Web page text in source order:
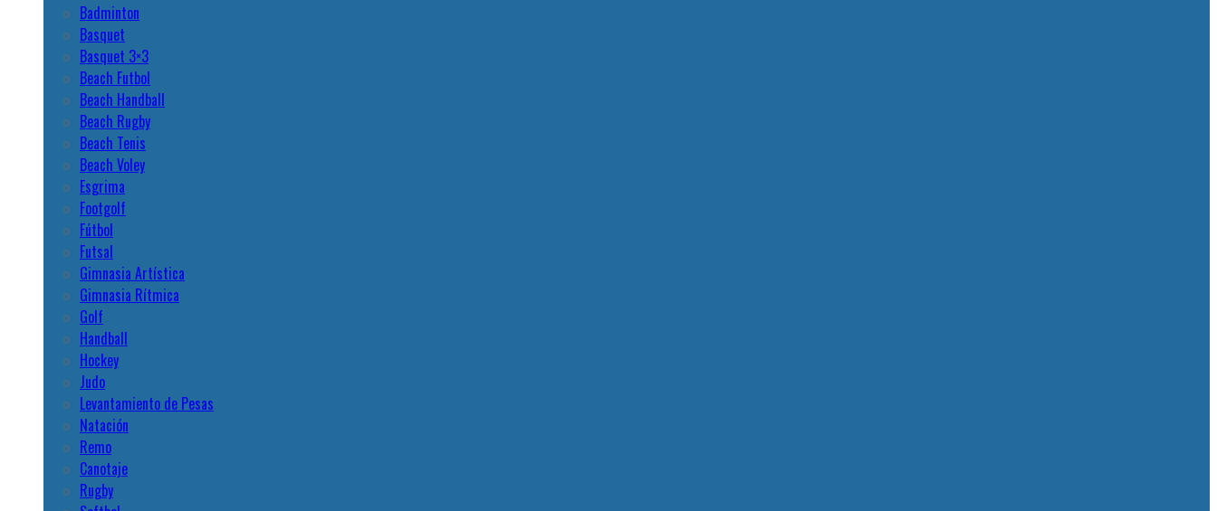
Badminton
Basquet
Basquet 3×3
Beach Futbol
Beach Handball
Beach Rugby
Beach Tenis
Beach Voley
Esgrima
Footgolf
Fútbol
Futsal
Gimnasia Artística
Gimnasia Rítmica
Golf
Handball
Hockey
Judo
Levantamiento de Pesas
Natación
Remo
Canotaje
Rugby